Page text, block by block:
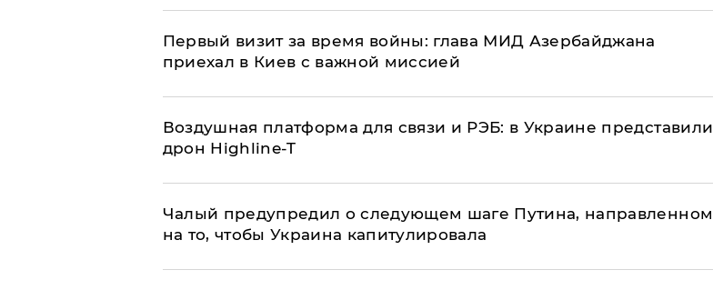
Первый визит за время войны: глава МИД Азербайджана
приехал в Киев с важной миссией
Воздушная платформа для связи и РЭБ: в Украине представили
дрон Highline-T
Чалый предупредил о следующем шаге Путина, направленном
на то, чтобы Украина капитулировала